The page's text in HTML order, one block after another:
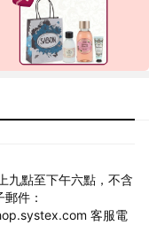
九點至下午六點，不含
件：
客服電